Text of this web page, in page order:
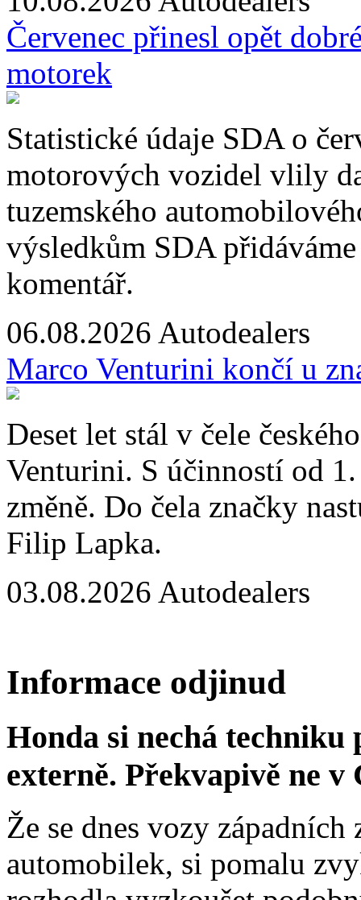
Červenec přinesl opět
motorek
Statistické údaje SDA o
motorových vozidel vlily
tuzemského
výsledkům SDA
komentář.
06.08.2026 Autodealers
Marco Venturini končí u
Deset let stál v čele
Venturini. S účinností od
změně. Do čela značky
Filip Lapka.
03.08.2026 Autodealers
Informace odjinud
Honda si nechá
externě. Překvapivě ne v
Že se dnes vozy
automobilek, si pomalu